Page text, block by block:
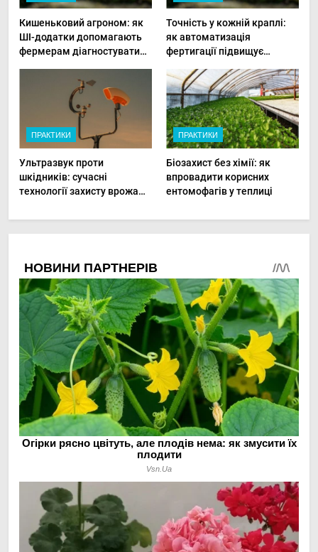
Кишеньковий агроном: як
ШІ-додатки допомагають
фермерам діагностувати
Точність у кожній краплі:
як автоматизація
фертигації підвищує
ПРАКТИКИ
Ультразвук проти
шкідників: сучасні
технології захисту врожаю
ПРАКТИКИ
Біозахист без хімії: як
впровадити корисних
ентомофагів у теплиці